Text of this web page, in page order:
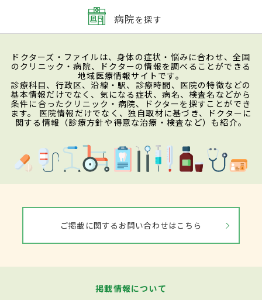
病院を探す
ドクターズ・ファイルは、身体の症状・悩みに合わせ、全国
のクリニック・病院、ドクターの情報を調べることができる
地域医療情報サイトです。
診療科目、行政区、沿線・駅、診療時間、医院の特徴などの
基本情報だけでなく、気になる症状、病名、検査名などから
条件に合ったクリニック・病院、ドクターを探すことができ
ます。 医院情報だけでなく、独自取材に基づき、ドクターに
関する情報（診療方針や得意な治療・検査など）も紹介。
ご掲載に関するお問い合わせはこちら
掲載情報について